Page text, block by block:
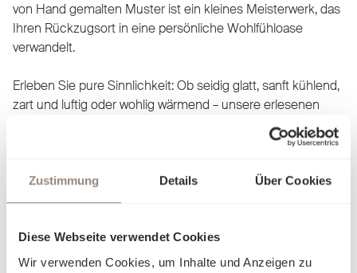
Zustimmung Details Über Cookies
Diese Webseite verwendet Cookies
Wir verwenden Cookies, um Inhalte und Anzeigen zu
von Hand gemalten Muster ist ein kleines Meisterwerk, das
Ihren Rückzugsort in eine persönliche Wohlfühloase
verwandelt.
Erleben Sie pure Sinnlichkeit: Ob seidig glatt, sanft kühlend,
zart und luftig oder wohlig wärmend – unsere erlesenen
Stoffe passen sich Ihrem Komfort an und lassen Sie mit
jeder Berührung eine neue Facette der Behaglichkeit
sondern eine Einladung, sich in Eleganz und Luxus fallen zu
lassen. Finden Sie heraus, worin Sie sich am besten
für Sie geschaffen wurden.